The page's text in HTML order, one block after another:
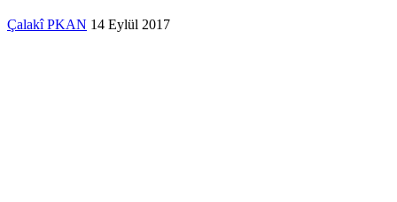
Çalakî PKAN 14 Eylül 2017